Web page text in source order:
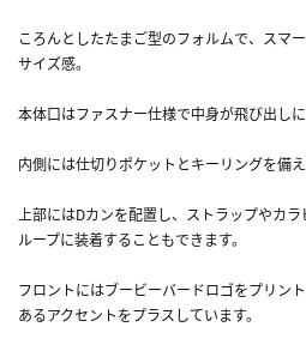
ころんとしたたまご型のフォルムで、スマ
サイズ感。
本体口はファスナー仕様で中身が飛び出し
内側には仕切りポケットとキーリングを備
上部にはDカンを配置し、ストラップやカ
ループに装着することもできます。
フロントにはブービーバードロゴをプリン
あるアクセントをプラスしています。